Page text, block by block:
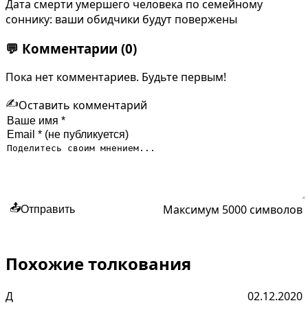
Дата смерти умершего человека по семейному
соннику: ваши обидчики будут повержены
💬 Комментарии (0)
Пока нет комментариев. Будьте первым!
✍️Оставить комментарий
📤Отправить Максимум 5000 символов
Похожие толкования
Д
02.12.2020